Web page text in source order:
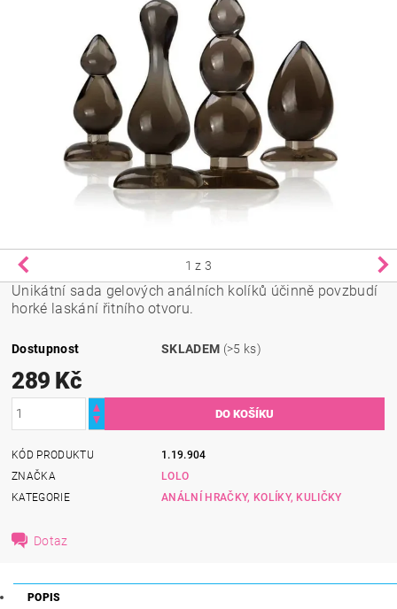
1 z 3
Unikátní sada gelových análních kolíků účinně povzbudí
horké laskání řitního otvoru.
Dostupnost SKLADEM (>5 ks)
289 Kč
KÓD PRODUKTU
1.19.904
ZNAČKA
LOLO
KATEGORIE
ANÁLNÍ HRAČKY, KOLÍKY, KULIČKY
Dotaz
POPIS